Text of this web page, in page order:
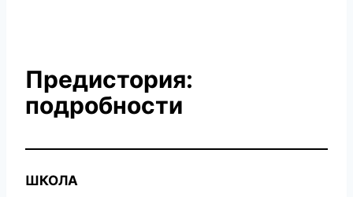
Предистория:
подробности
ШКОЛА